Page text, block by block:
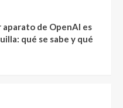
aparato de OpenAI es
qué se sabe y qué